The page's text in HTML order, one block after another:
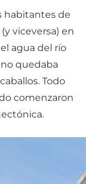
habitantes de
viceversa) en
agua del río
quedaba
Todo
comenzaron